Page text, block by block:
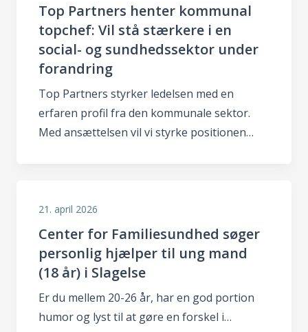
Top Partners henter kommunal
topchef: Vil stå stærkere i en
social- og sundhedssektor under
forandring
Top Partners styrker ledelsen med en
erfaren profil fra den kommunale sektor.
Med ansættelsen vil vi styrke positionen…
21. april 2026
Center for Familiesundhed søger
personlig hjælper til ung mand
(18 år) i Slagelse
Er du mellem 20-26 år, har en god portion
humor og lyst til at gøre en forskel i…